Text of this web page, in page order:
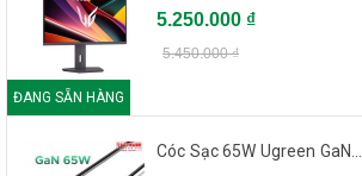
ĐANG SẴN HÀNG
5.250.000 ₫
5.450.000 ₫
Cóc Sạc 65W Ugreen GaN...